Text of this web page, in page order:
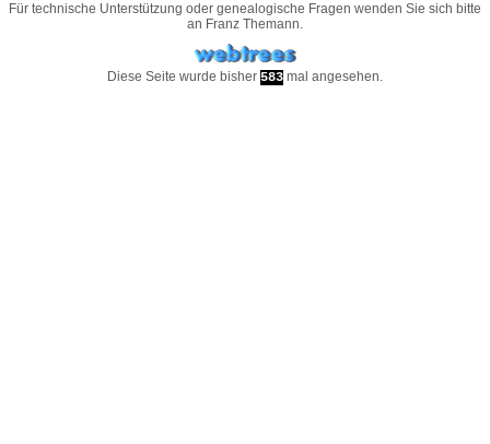
Für technische Unterstützung oder genealogische Fragen wenden Sie sich bitte
an Franz Themann.
Diese Seite wurde bisher 583 mal angesehen.